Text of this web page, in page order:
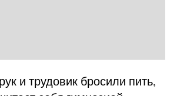
и трудовик бросили пить,